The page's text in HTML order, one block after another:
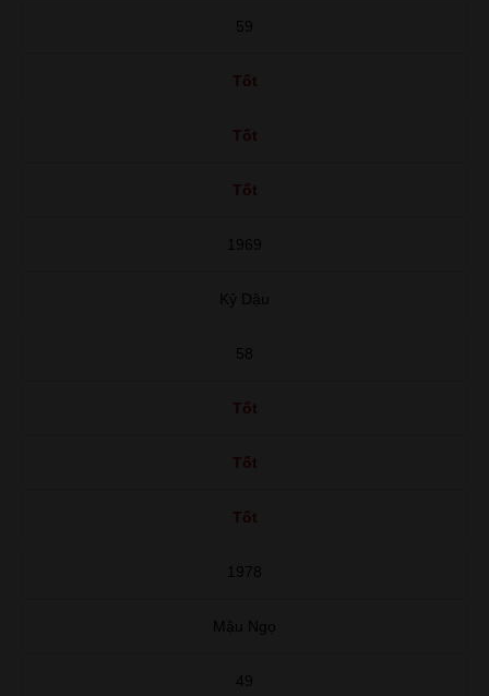
59
Tốt
Tốt
Tốt
1969
Kỷ Dậu
58
Tốt
Tốt
Tốt
1978
Mậu Ngọ
49